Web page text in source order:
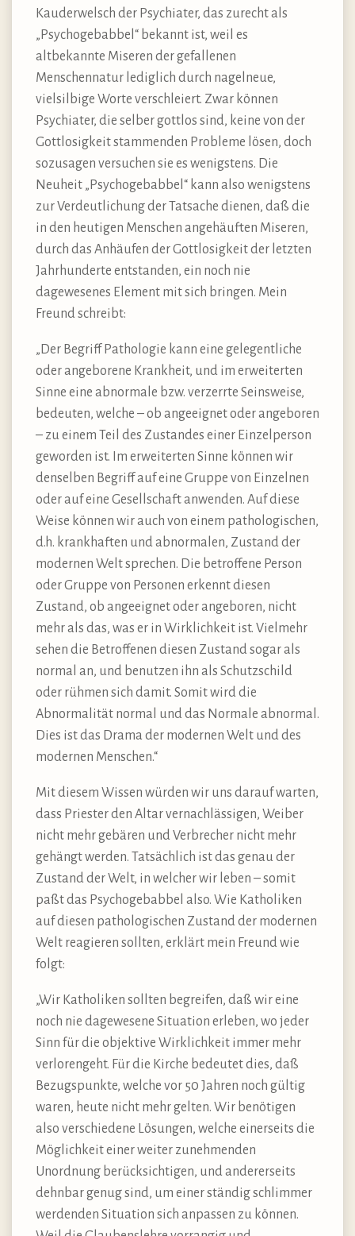
Kauderwelsch der Psychiater, das zurecht als
„Psychogebabbel“ bekannt ist, weil es
altbekannte Miseren der gefallenen
Menschennatur lediglich durch nagelneue,
vielsilbige Worte verschleiert. Zwar können
Psychiater, die selber gottlos sind, keine von der
Gottlosigkeit stammenden Probleme lösen, doch
sozusagen versuchen sie es wenigstens. Die
Neuheit „Psychogebabbel“ kann also wenigstens
zur Verdeutlichung der Tatsache dienen, daß die
in den heutigen Menschen angehäuften Miseren,
durch das Anhäufen der Gottlosigkeit der letzten
Jahrhunderte entstanden, ein noch nie
dagewesenes Element mit sich bringen. Mein
Freund schreibt:
„Der Begriff Pathologie kann eine gelegentliche
oder angeborene Krankheit, und im erweiterten
Sinne eine abnormale bzw. verzerrte Seinsweise,
bedeuten, welche – ob angeeignet oder angeboren
– zu einem Teil des Zustandes einer Einzelperson
geworden ist. Im erweiterten Sinne können wir
denselben Begriff auf eine Gruppe von Einzelnen
oder auf eine Gesellschaft anwenden. Auf diese
Weise können wir auch von einem pathologischen,
d.h. krankhaften und abnormalen, Zustand der
modernen Welt sprechen. Die betroffene Person
oder Gruppe von Personen erkennt diesen
Zustand, ob angeeignet oder angeboren, nicht
mehr als das, was er in Wirklichkeit ist. Vielmehr
sehen die Betroffenen diesen Zustand sogar als
normal an, und benutzen ihn als Schutzschild
oder rühmen sich damit. Somit wird die
Abnormalität normal und das Normale abnormal.
Dies ist das Drama der modernen Welt und des
modernen Menschen.“
Mit diesem Wissen würden wir uns darauf warten,
dass Priester den Altar vernachlässigen, Weiber
nicht mehr gebären und Verbrecher nicht mehr
gehängt werden. Tatsächlich ist das genau der
Zustand der Welt, in welcher wir leben – somit
paßt das Psychogebabbel also. Wie Katholiken
auf diesen pathologischen Zustand der modernen
Welt reagieren sollten, erklärt mein Freund wie
folgt:
„Wir Katholiken sollten begreifen, daß wir eine
noch nie dagewesene Situation erleben, wo jeder
Sinn für die objektive Wirklichkeit immer mehr
verlorengeht. Für die Kirche bedeutet dies, daß
Bezugspunkte, welche vor 50 Jahren noch gültig
waren, heute nicht mehr gelten. Wir benötigen
also verschiedene Lösungen, welche einerseits die
Möglichkeit einer weiter zunehmenden
Unordnung berücksichtigen, und andererseits
dehnbar genug sind, um einer ständig schlimmer
werdenden Situation sich anpassen zu können.